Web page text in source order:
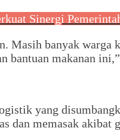
Sinergi
Masih banyak
bantuan makanan
yang
dan memasak akibat